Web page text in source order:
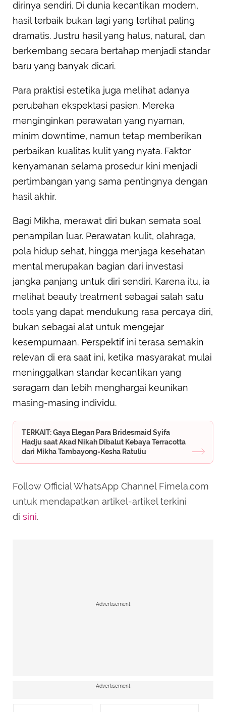
dirinya sendiri. Di dunia kecantikan modern,
hasil terbaik bukan lagi yang terlihat paling
dramatis. Justru hasil yang halus, natural, dan
berkembang secara bertahap menjadi standar
baru yang banyak dicari.
Para praktisi estetika juga melihat adanya
perubahan ekspektasi pasien. Mereka
menginginkan perawatan yang nyaman,
minim downtime, namun tetap memberikan
perbaikan kualitas kulit yang nyata. Faktor
kenyamanan selama prosedur kini menjadi
pertimbangan yang sama pentingnya dengan
hasil akhir.
Bagi Mikha, merawat diri bukan semata soal
penampilan luar. Perawatan kulit, olahraga,
pola hidup sehat, hingga menjaga kesehatan
mental merupakan bagian dari investasi
jangka panjang untuk diri sendiri. Karena itu, ia
melihat beauty treatment sebagai salah satu
tools yang dapat mendukung rasa percaya diri,
bukan sebagai alat untuk mengejar
kesempurnaan. Perspektif ini terasa semakin
relevan di era saat ini, ketika masyarakat mulai
meninggalkan standar kecantikan yang
seragam dan lebih menghargai keunikan
masing-masing individu.
TERKAIT: Gaya Elegan Para Bridesmaid Syifa
Hadju saat Akad Nikah Dibalut Kebaya Terracotta
dari Mikha Tambayong-Kesha Ratuliu
Follow Official WhatsApp Channel Fimela.com
untuk mendapatkan artikel-artikel terkini
di sini.
Advertisement
Advertisement